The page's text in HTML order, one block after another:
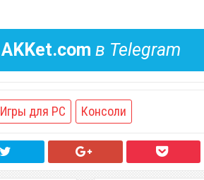
AKKet.com в Telegram
Игры для PC Консоли